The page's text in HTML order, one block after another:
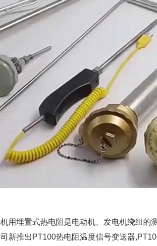
用埋置式热电阻是电动机、发电机绕组的
新推出PT100热电阻温度信号变送器